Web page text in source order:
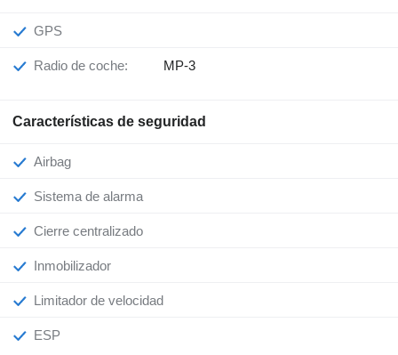
GPS
Radio de coche: MP-3
Características de seguridad
Airbag
Sistema de alarma
Cierre centralizado
Inmobilizador
Limitador de velocidad
ESP